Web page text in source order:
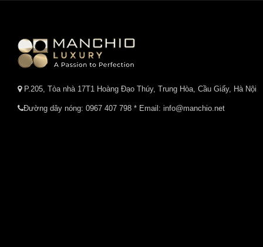
P.205, Tòa nhà 17T1 Hoàng Đạo Thúy, Trung Hòa, Cầu Giấy, Hà Nội
Đường dây nóng: 0967 407 798 * Email: info@manchio.net